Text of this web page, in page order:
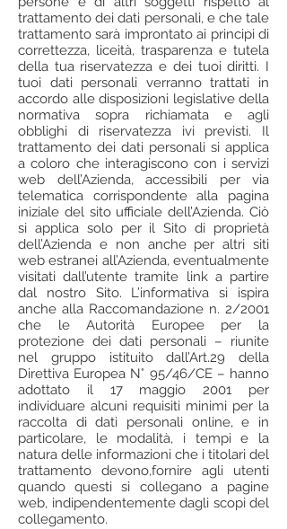
trattamento dei dati personali, e che tale
trattamento sarà improntato ai principi di
correttezza, liceità, trasparenza e tutela
della tua riservatezza e dei tuoi diritti. I
tuoi dati personali verranno trattati in
accordo alle disposizioni legislative della
normativa sopra richiamata e agli
obblighi di riservatezza ivi previsti. Il
trattamento dei dati personali si applica
a coloro che interagiscono con i servizi
web dell’Azienda, accessibili per via
telematica corrispondente alla pagina
iniziale del sito ufficiale dell’Azienda. Ciò
si applica solo per il Sito di proprietà
dell’Azienda e non anche per altri siti
web estranei all’Azienda, eventualmente
visitati dall’utente tramite link a partire
dal nostro Sito. L’informativa si ispira
anche alla Raccomandazione n. 2/2001
che le Autorità Europee per la
protezione dei dati personali – riunite
nel gruppo istituito dall’Art.29 della
Direttiva Europea N° 95/46/CE – hanno
adottato il 17 maggio 2001 per
individuare alcuni requisiti minimi per la
raccolta di dati personali online, e in
particolare, le modalità, i tempi e la
natura delle informazioni che i titolari del
trattamento devono,fornire agli utenti
quando questi si collegano a pagine
web, indipendentemente dagli scopi del
collegamento.